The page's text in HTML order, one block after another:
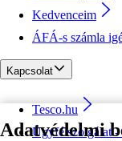
Adatvédelmi
Kedvenceim
ÁFÁ-s számla
Kapcsolat
Tesco.hu
Ügyfélszolgálat -